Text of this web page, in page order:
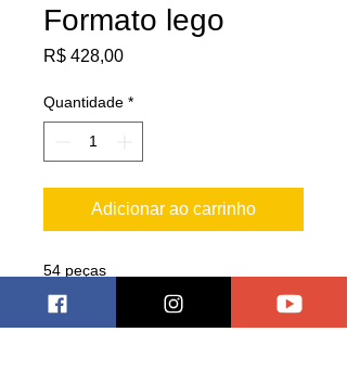
Formato lego
R$ 428,00Preço
Quantidade *
Adicionar ao carrinho
54 peças
28.4 cm de comprimento